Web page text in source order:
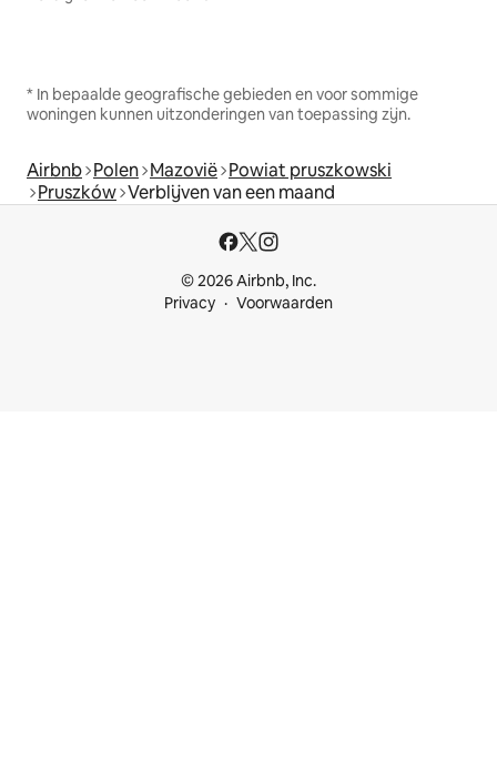
* In bepaalde geografische gebieden en voor sommige
woningen kunnen uitzonderingen van toepassing zijn.
Airbnb Polen Mazovië Powiat pruszkowski
Pruszków Verblijven van een maand
© 2026 Airbnb, Inc.
Privacy
Voorwaarden